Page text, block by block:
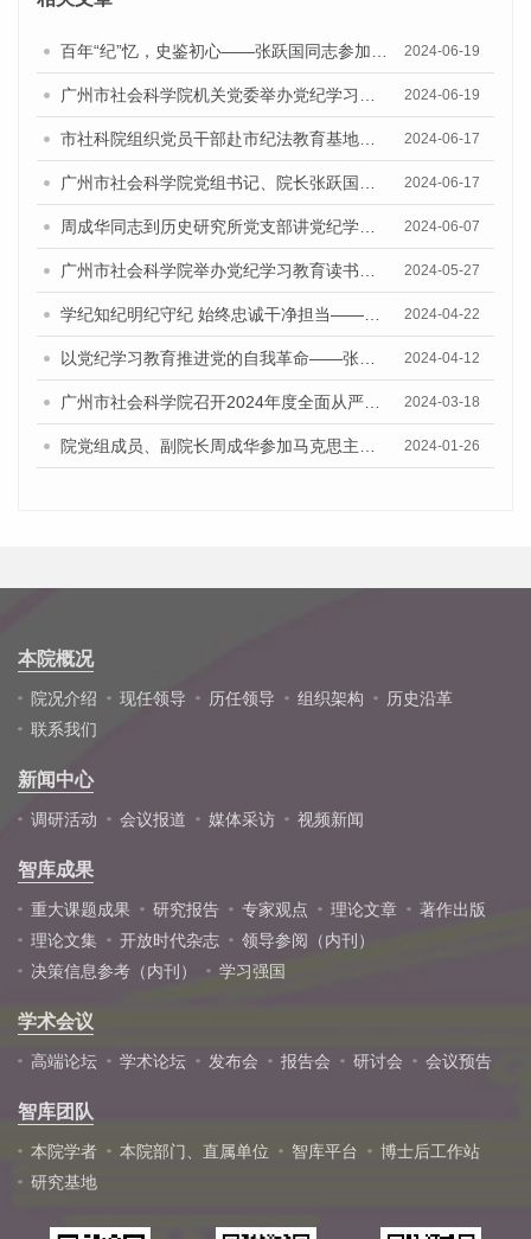
2024-06-19
2024-06-19
2024-06-17
2024-06-17
2024-06-07
2024-05-27
2024-04-22
2024-04-12
2024-03-18
2024-01-26
本院概况
院况介绍 现任领导 历任领导 组织架构
历史沿革
联系我们
新闻中心
调研活动 会议报道 媒体采访 视频新闻
智库成果
重大课题成果 研究报告 专家观点 理论文章
著作出版
理论文集
开放时代杂志
领导参阅（内刊）
决策信息参考（内刊）
学习强国
学术会议
高端论坛 学术论坛 发布会 报告会 研讨会 会议预告
智库团队
本院学者 本院部门、直属单位 智库平台
博士后工作站
研究基地